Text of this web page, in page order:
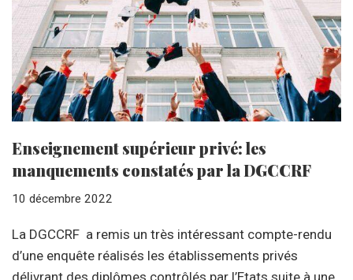
Enseignement supérieur privé: les
manquements constatés par la DGCCRF
10 décembre 2022
La DGCCRF a remis un très intéressant compte-rendu
d’une enquête réalisés les établissements privés